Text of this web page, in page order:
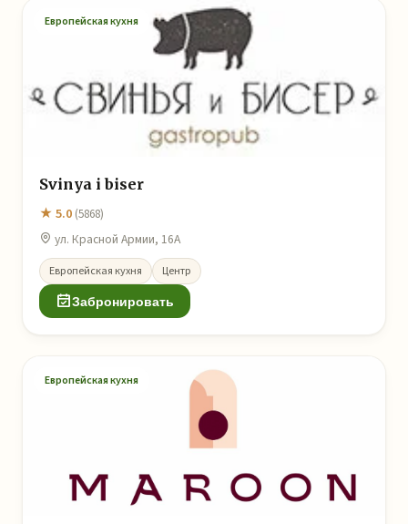
Европейская кухня
Svinya i biser
★ 5.0 (5868)
ул. Красной Армии, 16А
Европейская кухня Центр
Забронировать
Европейская кухня